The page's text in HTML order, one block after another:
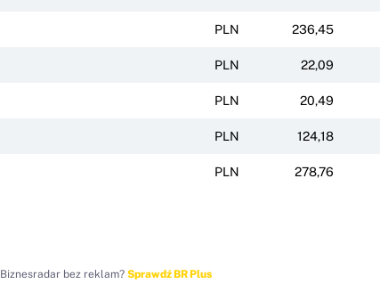
PLN 236,45
PLN 22,09
PLN 20,49
PLN 124,18
PLN 278,76
Biznesradar bez reklam? Sprawdź BR Plus